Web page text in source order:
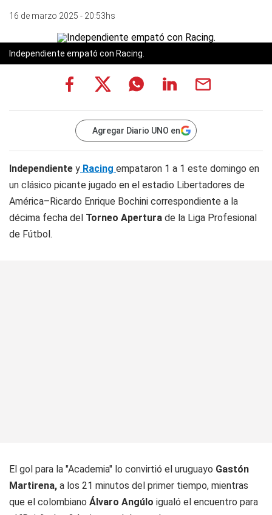
16 de marzo 2025 - 20:53hs
Independiente empató con Racing.
Agregar Diario UNO en
Independiente y Racing empataron 1 a 1 este domingo en
un clásico picante jugado en el estadio Libertadores de
América–Ricardo Enrique Bochini correspondiente a la
décima fecha del Torneo Apertura de la Liga Profesional
de Fútbol.
El gol para la "Academia" lo convirtió el uruguayo Gastón
Martirena, a los 21 minutos del primer tiempo, mientras
que el colombiano Álvaro Angúlo igualó el encuentro para